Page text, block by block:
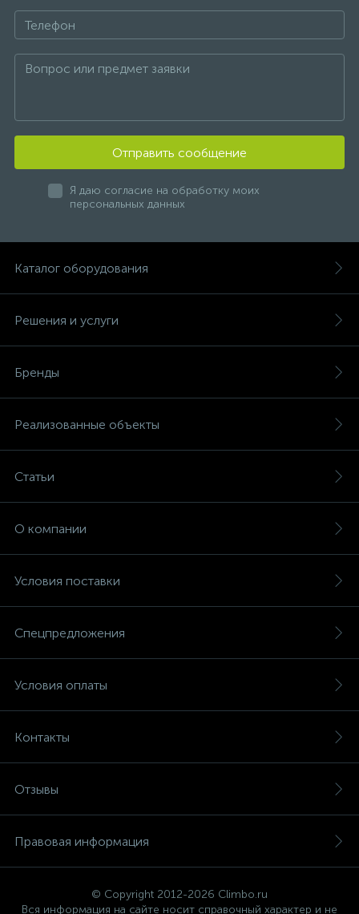
Отправить сообщение
Я даю согласие на обработку моих
персональных данных
Каталог оборудования
Решения и услуги
Бренды
Реализованные объекты
Статьи
О компании
Условия поставки
Спецпредложения
Условия оплаты
Контакты
Отзывы
Правовая информация
© Copyright 2012-2026 Climbo.ru
Вся информация на сайте носит справочный характер и не